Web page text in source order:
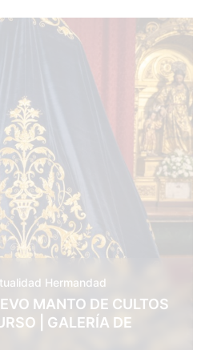
Hermandad
MANTO DE CULTOS
| GALERÍA DE